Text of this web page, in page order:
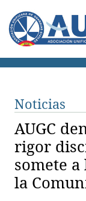
Noticias
AUGC
rigor
somete
la